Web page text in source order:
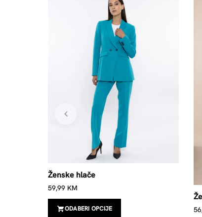
Ženske hlače
59,99 KM
ODABERI OPCIJE